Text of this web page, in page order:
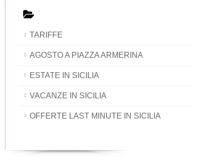
TARIFFE
AGOSTO A PIAZZA ARMERINA
ESTATE IN SICILIA
VACANZE IN SICILIA
OFFERTE LAST MINUTE IN SICILIA